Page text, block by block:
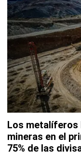
Los metalíferos
mineras en el
75% de las